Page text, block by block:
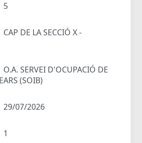
5
CAP DE LA SECCIÓ X -
O.A. SERVEI D'OCUPACIÓ DE
(SOIB)
29/07/2026
1